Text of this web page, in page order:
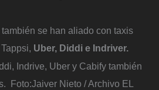
se han aliado con taxis
Uber, Diddi e Indriver.
Indrive, Uber y Cabify también
Foto:Jaiver Nieto / Archivo EL